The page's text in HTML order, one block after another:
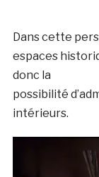
Dans cette
espaces
donc la
possibilité
intérieurs.